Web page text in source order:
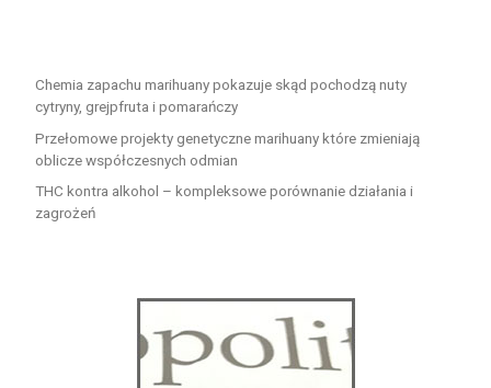
Chemia zapachu marihuany pokazuje skąd pochodzą nuty
cytryny, grejpfruta i pomarańczy
Przełomowe projekty genetyczne marihuany które zmieniają
oblicze współczesnych odmian
THC kontra alkohol – kompleksowe porównanie działania i
zagrożeń